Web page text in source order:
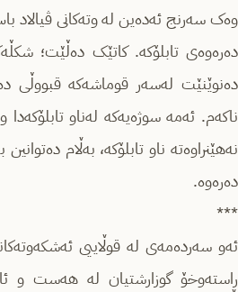
وەک سەرنج ئەدەین لە وتەکانی ڤیالاد
دەرەوەی تابلۆکە. کاتێک دەڵێت؛
دەنوێنێت لەسەر قوماشەکە قبووڵی
ناکەم. ئەمە سوژەیەکە لەناو تابلۆکەدا
نەهێنراوەتە ناو تابلۆکە، بەڵام
دەرەوە.
***
ئەو سەردەمەی لە قوڵاییی
ڕاستەوخۆ گوزارشتیان لە هەست و